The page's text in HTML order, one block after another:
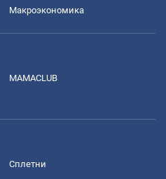
Mакроэкономика
MAMACLUB
Сплетни